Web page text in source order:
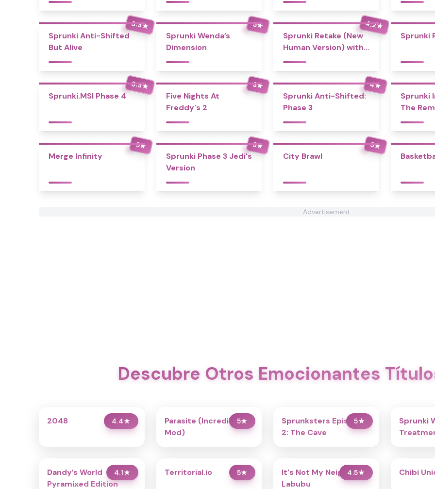
3.3★
Sprunki Anti-Shifted
But Alive
5★
Sprunki Wenda’s
Dimension
4.2★
Sprunki Retake (New
Human Version) with
Bonus
Sprunki
3.3★
Sprunki.MSI Phase 4
3★
Five Nights At
Freddy's 2
4★
Sprunki Anti-Shifted:
Phase 3
Sprunki
The
5★
Merge Infinity
3★
Sprunki Phase 3 Jedi's
Version
3★
City Brawl
Advertisement
Descubre Otros Emocionantes
4.4★
2048 5★
Parasite (Incredibox
Mod)
5★
Sprunksters Episode
2: The Cave
Sprunki
4.1★
Dandy’s World
Pyramixed Edition
5★
Territorial.io 4.5★
It's Not My Neighbor:
Labubu
Chibi